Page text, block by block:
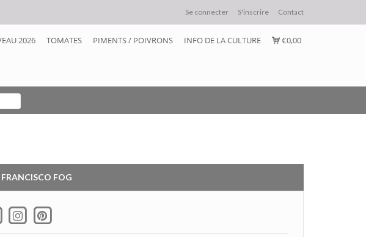
Se connecter S'inscrire Contact
2026 TOMATES PIMENTS / POIVRONS INFO DE LA CULTURE €0,00
FOG